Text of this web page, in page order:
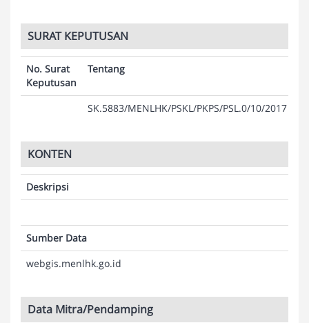
SURAT KEPUTUSAN
No. Surat
Keputusan
Tentang
SK.5883/MENLHK/PSKL/PKPS/PSL.0/10/2017
KONTEN
Deskripsi
Sumber Data
webgis.menlhk.go.id
Data Mitra/Pendamping